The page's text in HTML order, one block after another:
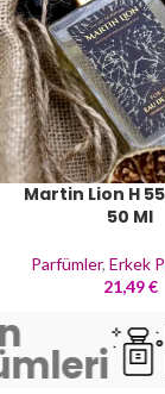
Martin Lion H
50 Ml
Parfümler, Erkek
21,49€